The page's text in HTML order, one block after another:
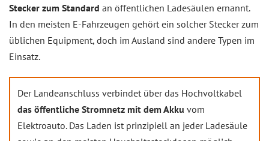
Stecker zum Standard an öffentlichen Ladesäulen ernannt.
In den meisten E-Fahrzeugen gehört ein solcher Stecker zum
üblichen Equipment, doch im Ausland sind andere Typen im
Einsatz.
Der Landeanschluss verbindet über das Hochvoltkabel
das öffentliche Stromnetz mit dem Akku vom
Elektroauto. Das Laden ist prinzipiell an jeder Ladesäule